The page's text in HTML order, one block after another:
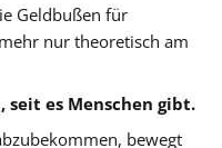
Geldbußen für
nur theoretisch am
es Menschen gibt.
bewegt